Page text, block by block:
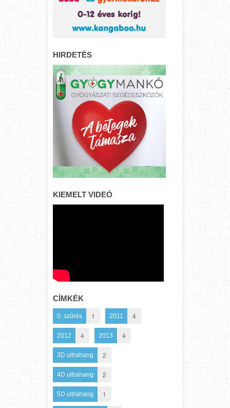
HIRDETÉS
KIEMELT VIDEÓ
CÍMKÉK
0. szűrés 1 2011 4
2012 4 2013 4
3D ultrahang 2
4D ultrahang 2
5D ultrahang 1